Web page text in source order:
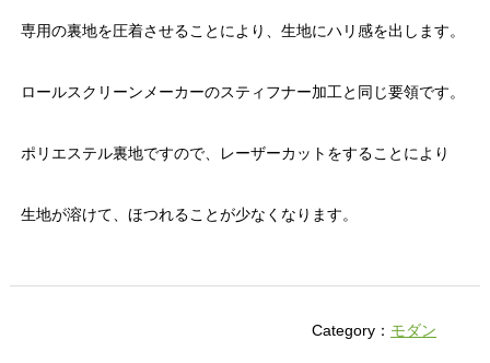
専用の裏地を圧着させることにより、生地にハリ感を出します。
ロールスクリーンメーカーのスティフナー加工と同じ要領です。
ポリエステル裏地ですので、レーザーカットをすることにより
生地が溶けて、ほつれることが少なくなります。
Category： モダン